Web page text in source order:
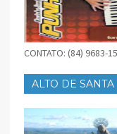
CONTATO: (84) 9683-
ALTO DE SANTA